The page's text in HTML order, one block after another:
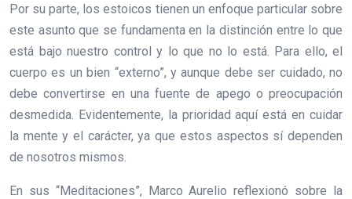
Por su parte, los estoicos tienen un enfoque particular sobre
este asunto que se fundamenta en la distinción entre lo que
está bajo nuestro control y lo que no lo está. Para ello, el
cuerpo es un bien “externo”, y aunque debe ser cuidado, no
debe convertirse en una fuente de apego o preocupación
desmedida. Evidentemente, la prioridad aquí está en cuidar
la mente y el carácter, ya que estos aspectos sí dependen
de nosotros mismos.
En sus “Meditaciones”, Marco Aurelio reflexionó sobre la